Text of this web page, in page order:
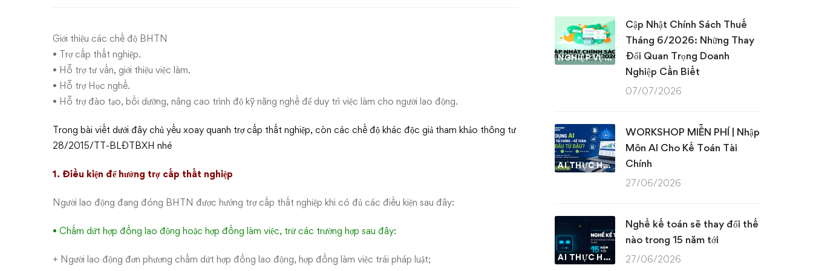
thất
nghiệp
Giới thiệu các chế độ BHTN
• Trợ cấp thất nghiệp.
• Hỗ trợ tư vấn, giới thiệu việc làm.
• Hỗ trợ Học nghề.
• Hỗ trợ đào tạo, bồi dưỡng, nâng cao trình độ kỹ năng nghề để duy trì việc làm cho người lao động.
Trong bài viết dưới đây chủ yếu xoay quanh trợ cấp thất nghiệp, còn các chế độ khác độc giả tham khảo thông tư
28/2015/TT-BLĐTBXH nhé
1. Điều kiện để hưởng trợ cấp thất nghiệp
Người lao động đang đóng BHTN được hưởng trợ cấp thất nghiệp khi có đủ các điều kiện sau đây:
• Chấm dứt hợp đồng lao động hoặc hợp đồng làm việc, trừ các trường hợp sau đây:
+ Người lao động đơn phương chấm dứt hợp đồng lao động, hợp đồng làm việc trái pháp luật;
NGHIỆP VỤ KẾ TOÁN & THUẾ
Cập Nhật Chính Sách Thuế
Tháng 6/2026: Những Thay
Đổi Quan Trọng Doanh
Nghiệp Cần Biết
07/07/2026
AI THỰC HÀNH
WORKSHOP MIỄN PHÍ | Nhập
Môn AI Cho Kế Toán Tài
Chính
27/06/2026
AI THỰC HÀNH
Nghề kế toán sẽ thay đổi thế
nào trong 15 năm tới
27/06/2026